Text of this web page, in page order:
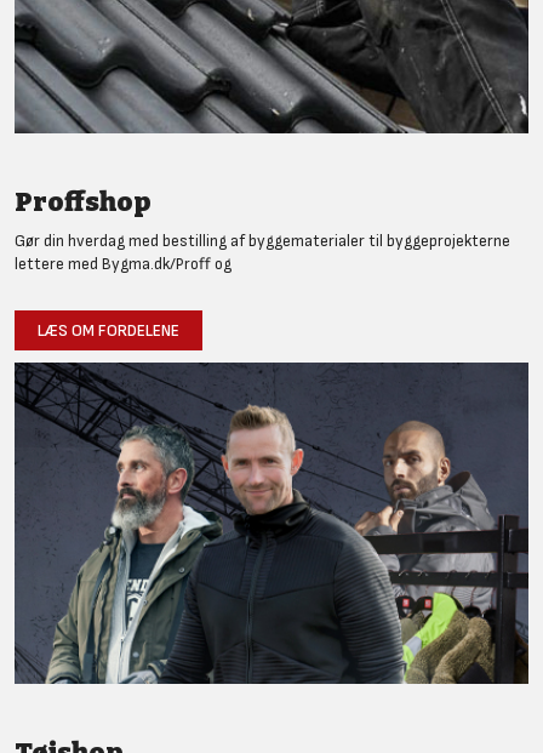
Proffshop
Gør din hverdag med bestilling af byggematerialer til byggeprojekterne
lettere med Bygma.dk/Proff og
LÆS OM FORDELENE